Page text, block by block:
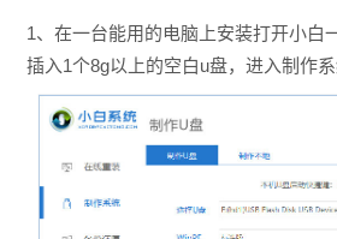
1、在一台能用的电脑上安装打开小白
插入1个8g以上的空白u盘，进入制作系